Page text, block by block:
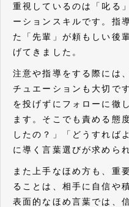
重視しているのは「叱る
ーションスキルです。指
た「先輩」が頼もしい後
げてきました。
注意や指導をする際には
チュエーションも大切で
を投げずにフォローに徹
ます。そこでも責める態
したの？」「どうすれば
に導く言葉選びが求めら
また上手なほめ方も、重
ることは、相手に自信や
表面的なほめ言葉では、